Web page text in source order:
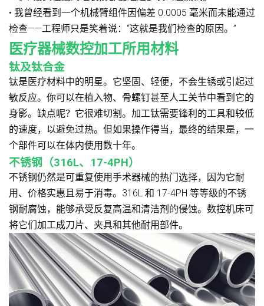
• 我曾经看到一个机械臂组件因偏差 0.0005 毫米而未能通过
检查——工程师只是笑着说：“这就是我们检查的原因。”
医疗器械数控加工所用材料
钛及钛合金
钛是医疗材料中的明星。它坚固、轻便，不会生锈或引起过
敏反应。你可以在植入物、骨螺钉甚至人工关节中看到它的
身影。缺点呢？它很难切割。加工钛需要锋利的工具和较低
的速度，以避免过热。但如果操作得当，最终的结果是，一
个部件可以在体内使用数十年。
不锈钢（316L、17-4PH）
不锈钢仍然是可重复使用手术器械的热门选择，因为它耐
用、价格实惠且易于消毒。316L 和 17-4PH 等等级的不锈
钢耐腐蚀，能够承受反复高温和清洁剂的侵蚀。数控机床可
将它们加工成刀片、夹具和其他耐用部件。